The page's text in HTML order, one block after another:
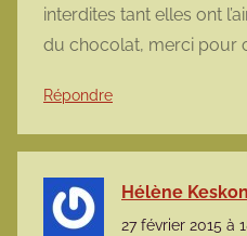
interdites tant elles ont
du chocolat, merci pour
Répondre
Hélène
27 février 2015 à